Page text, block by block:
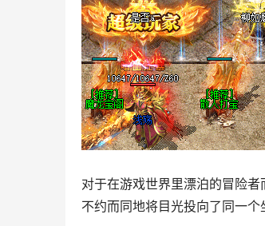
对于在游戏世界里漂泊的冒险
不约而同地将目光投向了同一